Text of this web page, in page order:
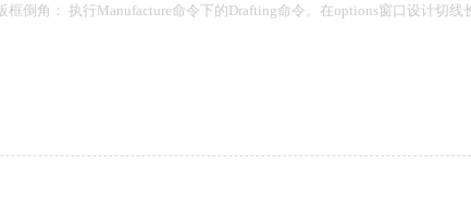
倒角： 执行Manufacture命令下的Drafting命令。在options窗口设计切线